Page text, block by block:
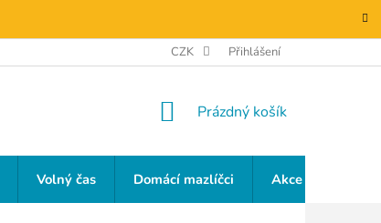
CZK Přihlášení
NÁKUPNÍ
Prázdný košík
Volný čas Domácí mazlíčci Akce a slevy